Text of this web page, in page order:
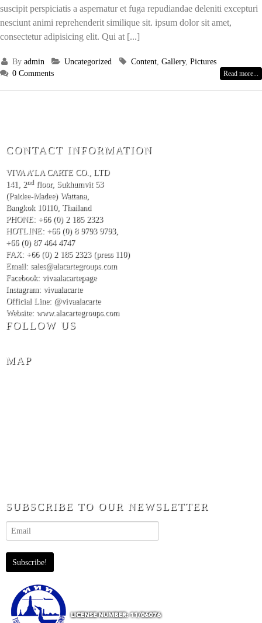
suscipit perspiciatis a aspernatur et fuga repudiandae deleniti excepturi
nesciunt animi reprehenderit similique sit. ipsum dolor sit amet,
consectetur adipisicing elit. Qui at [...]
Byadmin Uncategorized Content ,Gallery,Pictures
0 Comments
Read more...
CONTACT INFORMATION
VIVA A’LA CARTE CO., LTD
141, 2ndfloor, Sukhumvit 53
(Paidee-Madee) Wattana,
Bangkok 10110, Thailand
PHONE: +66 (0) 2 185 2323
HOTLINE: +66 (0) 8 9793 9793,
+66 (0) 87 464 4747
FAX: +66 (0) 2 185 2323 (press 110)
Email: sales@alacartegroups.com
Facebook: vivaalacartepage
Instagram: vivaalacarte
Official Line: @vivaalacarte
Website: www.alacartegroups.com
FOLLOW US
MAP
SUBSCRIBE TO OUR NEWSLETTER